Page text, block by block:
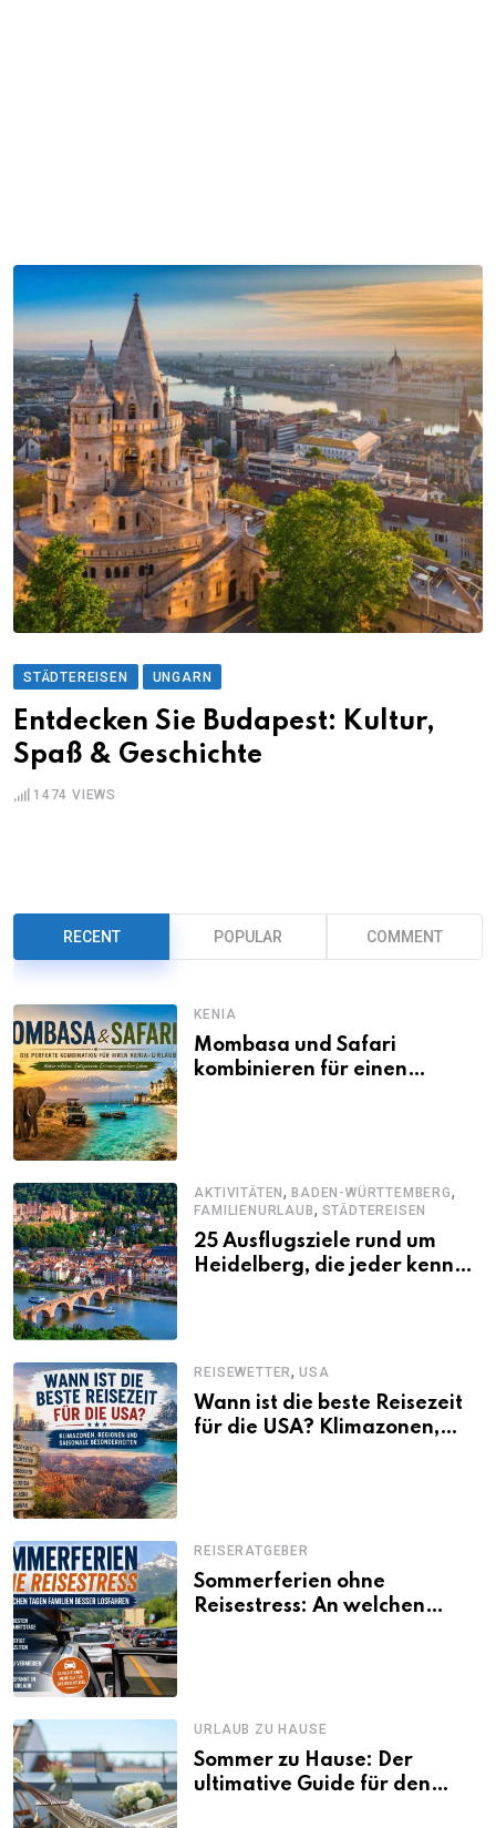
STÄDTEREISEN UNGARN
Entdecken Sie Budapest: Kultur,
Spaß & Geschichte
1474 VIEWS
RECENT POPULAR COMMENT
KENIA
Mombasa und Safari
kombinieren für einen
AKTIVITÄTEN,BADEN-WÜRTTEMBERG,
FAMILIENURLAUB, STÄDTEREISEN
25 Ausflugsziele rund um
Heidelberg, die jeder kennen
REISEWETTER,USA
Wann ist die beste Reisezeit
für die USA? Klimazonen,
REISERATGEBER
Sommerferien ohne
Reisestress: An welchen
URLAUB ZU HAUSE
Sommer zu Hause: Der
ultimative Guide für den